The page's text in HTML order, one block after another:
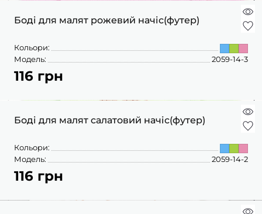
Боді для малят рожевий начіс(футер)
Кольори:
Модель:
2059-14-3
116 грн
Боді для малят салатовий начіс(футер)
Кольори:
Модель:
2059-14-2
116 грн